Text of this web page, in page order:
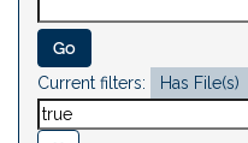
Current filters: